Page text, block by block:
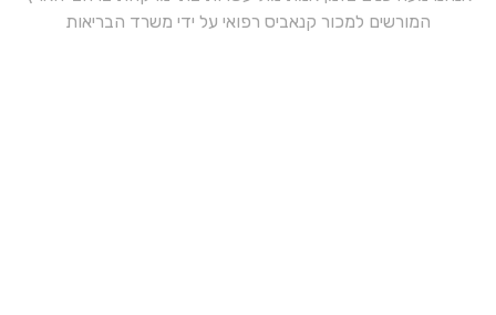
המורשים למכור קנאביס רפואי על ידי משרד הבריאות